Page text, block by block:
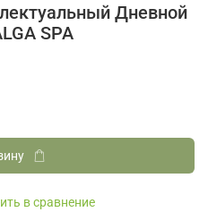
Дневной
SPA
в сравнение